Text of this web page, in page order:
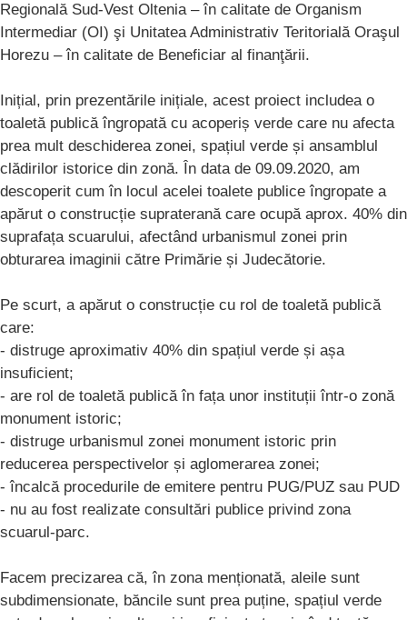
Regională Sud-Vest Oltenia – în calitate de Organism
Intermediar (OI) şi Unitatea Administrativ Teritorială Oraşul
Horezu – în calitate de Beneficiar al finanţării.
Inițial, prin prezentările inițiale, acest proiect includea o
toaletă publică îngropată cu acoperiș verde care nu afecta
prea mult deschiderea zonei, spațiul verde și ansamblul
clădirilor istorice din zonă. În data de 09.09.2020, am
descoperit cum în locul acelei toalete publice îngropate a
apărut o construcție supraterană care ocupă aprox. 40% din
suprafața scuarului, afectând urbanismul zonei prin
obturarea imaginii către Primărie și Judecătorie.
Pe scurt, a apărut o construcție cu rol de toaletă publică
care:
- distruge aproximativ 40% din spațiul verde și așa
insuficient;
- are rol de toaletă publică în fața unor instituții într-o zonă
monument istoric;
- distruge urbanismul zonei monument istoric prin
reducerea perspectivelor și aglomerarea zonei;
- încalcă procedurile de emitere pentru PUG/PUZ sau PUD
- nu au fost realizate consultări publice privind zona
scuarul-parc.
Facem precizarea că, în zona menționată, aleile sunt
subdimensionate, băncile sunt prea puține, spațiul verde